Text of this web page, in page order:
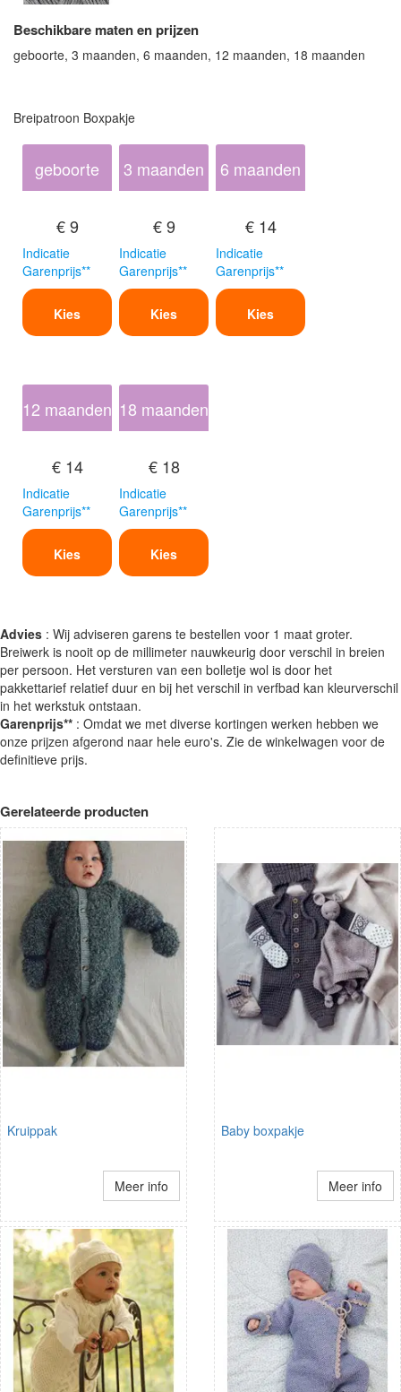
Beschikbare maten en prijzen
geboorte, 3 maanden, 6 maanden, 12 maanden, 18 maanden
Breipatroon Boxpakje
geboorte
€ 9
Indicatie
Garenprijs**
Kies
3 maanden
€ 9
Indicatie
Garenprijs**
Kies
6 maanden
€ 14
Indicatie
Garenprijs**
Kies
12 maanden
€ 14
Indicatie
Garenprijs**
Kies
18 maanden
€ 18
Indicatie
Garenprijs**
Kies
Advies : Wij adviseren garens te bestellen voor 1 maat groter.
Breiwerk is nooit op de millimeter nauwkeurig door verschil in breien
per persoon. Het versturen van een bolletje wol is door het
pakkettarief relatief duur en bij het verschil in verfbad kan kleurverschil
in het werkstuk ontstaan.
Garenprijs** : Omdat we met diverse kortingen werken hebben we
onze prijzen afgerond naar hele euro's. Zie de winkelwagen voor de
definitieve prijs.
Gerelateerde producten
Kruippak
Meer info
Baby boxpakje
Meer info